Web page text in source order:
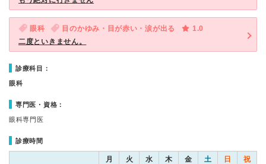
眼科 目のかゆみ・目が赤い・涙が出る
1.0
二度といきません。
診療科目：
眼科
専門医・資格：
眼科専門医
診療時間
月 火 水 木 金 土 日 祝